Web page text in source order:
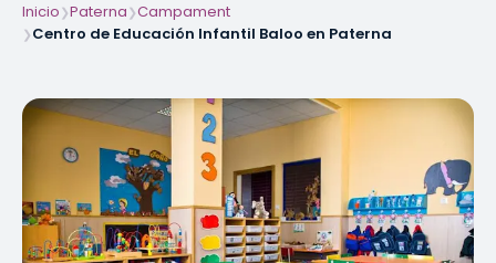
Inicio❯Paterna❯Campament
❯Centro de Educación Infantil Baloo en Paterna